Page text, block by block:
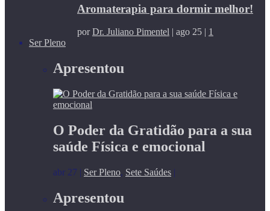
Aromaterapia para dormir melhor!
porDr. Juliano Pimentel | ago 25 | 1
Ser Pleno
Apresentou
O Poder da Gratidão para a sua
saúde Física e emocional
abr 27 | Ser Pleno, Sete Saúdes |
Apresentou